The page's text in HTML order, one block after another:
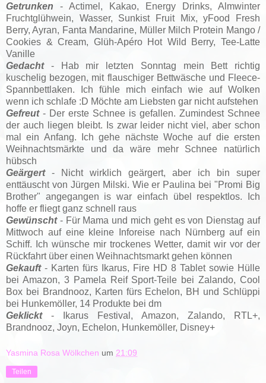
Getrunken - Actimel, Kakao, Energy Drinks, Almwinter
Fruchtglühwein, Wasser, Sunkist Fruit Mix, yFood Fresh
Berry, Ayran, Fanta Mandarine, Müller Milch Protein Mango /
Cookies & Cream, Glüh-Apéro Hot Wild Berry, Tee-Latte
Vanille
Gedacht- Hab mir letzten Sonntag mein Bett richtig
kuschelig bezogen, mit flauschiger Bettwäsche und Fleece-
Spannbettlaken. Ich fühle mich einfach wie auf Wolken
wenn ich schlafe :D Möchte am Liebsten gar nicht aufstehen
Gefreut- Der erste Schnee is gefallen. Zumindest Schnee
der auch liegen bleibt. Is zwar leider nicht viel, aber schon
mal ein Anfang. Ich gehe nächste Woche auf die ersten
Weihnachtsmärkte und da wäre mehr Schnee natürlich
hübsch
Geärgert- Nicht wirklich geärgert, aber ich bin super
enttäuscht von Jürgen Milski. Wie er Paulina bei "Promi Big
Brother" angegangen is war einfach übel respektlos. Ich
hoffe er fliegt ganz schnell raus
Gewünscht- Für Mama und mich geht es von Dienstag auf
Mittwoch auf eine kleine Inforeise nach Nürnberg auf ein
Schiff. Ich wünsche mir trockenes Wetter, damit wir vor der
Rückfahrt über einen Weihnachtsmarkt gehen können
Gekauft- Karten fürs Ikarus, Fire HD 8 Tablet sowie Hülle
bei Amazon, 3 Pamela Reif Sport-Teile bei Zalando, Cool
Box bei Brandnooz, Karten fürs Echelon, BH und Schlüppi
bei Hunkemöller, 14 Produkte bei dm
Geklickt- Ikarus Festival,Amazon,
Zalando, RTL+,
Brandnooz, Joyn, Echelon, Hunkemöller, Disney+
Yasmina Rosa Wölkchen um 21:09
Teilen